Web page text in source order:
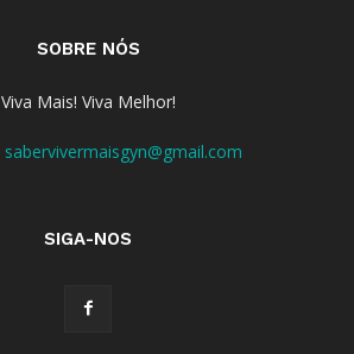
SOBRE NÓS
Viva Mais! Viva Melhor!
sabervivermaisgyn@gmail.com
SIGA-NOS